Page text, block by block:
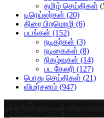
தமிழ் செய்திகள்
டிரெய்லர்கள் (20)
திரை பிறமொழி (6)
படங்கள் (152)
நடிகர்கள் (3)
நடிகைகள் (8)
நிகழ்வுகள் (14)
பட கேலரி (127)
பொது செய்திகள் (21)
விமர்சனம் (947)
@2026 -
and Developed by PenciDesign